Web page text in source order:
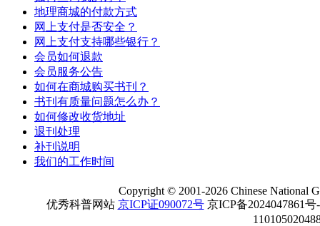
地理商城的付款方式
网上支付是否安全？
网上支付支持哪些银行？
会员如何退款
会员服务公告
如何在商城购买书刊？
书刊有质量问题怎么办？
如何修改收货地址
退刊处理
补刊说明
我们的工作时间
Copyright ©2001-2026 Chinese National
优秀科普网站 京ICP证090072号京ICP备2024047861